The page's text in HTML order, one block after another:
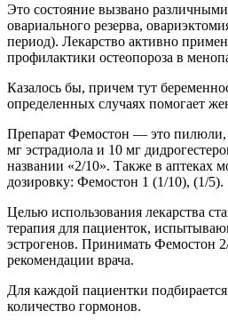
Это состояние вызвано
овариального резерва,
период). Лекарство активно
профилактики остеопороза в
Казалось бы, причем тут
определенных случаях помогает
Препарат Фемостон — это пилюли,
мг эстрадиола и 10 мг
названии «2/10». Также в аптеках
дозировку: Фемостон 1 (1/10), (1/5).
Целью использования лекарства
терапия для пациенток,
эстрогенов. Принимать Фемостон
рекомендации врача.
Для каждой пациентки
количество гормонов.